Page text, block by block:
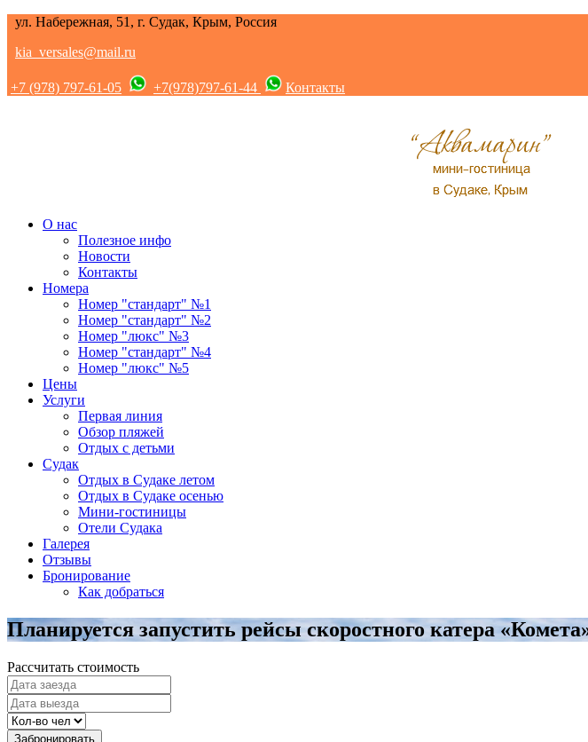
ул. Набережная, 51, г. Судак, Крым, Россия
kia_versales@mail.ru
+7 (978) 797-61-05 +7(978)797-61-44 Контакты
О нас
Полезное инфо
Новости
Контакты
Номера
Номер "стандарт" №1
Номер "стандарт" №2
Номер "люкс" №3
Номер "стандарт" №4
Номер "люкс" №5
Цены
Услуги
Первая линия
Обзор пляжей
Отдых с детьми
Судак
Отдых в Судаке летом
Отдых в Судаке осенью
Мини-гостиницы
Отели Судака
Галерея
Отзывы
Бронирование
Как добраться
Планируется запустить рейсы скоростного катера
Рассчитать стоимость
Забронировать